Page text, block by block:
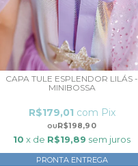
CAPA TULE ESPLENDOR LILÁS -
MINIBOSSA
R$198,90
R$179,01 com Pix
10 x de R$19,89 sem juros
PRONTA ENTREGA